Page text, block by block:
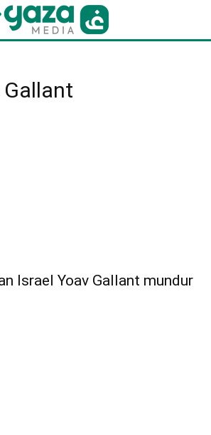
Gallant
Israel Yoav Gallant mundur